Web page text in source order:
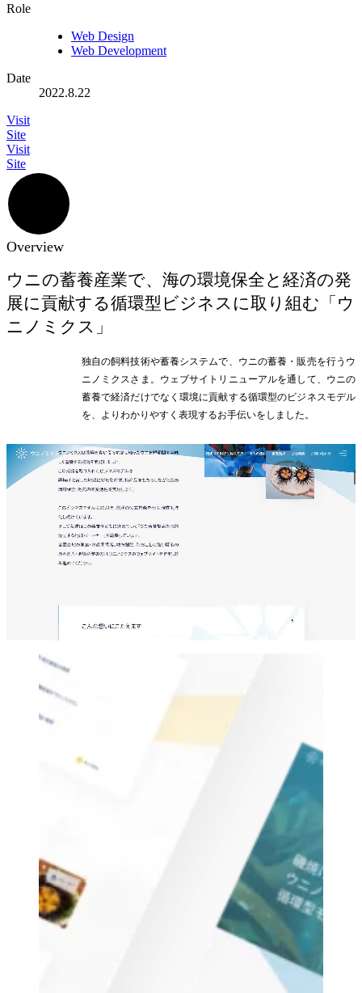
Role
Web Design
Web Development
Date
2022.8.22
Visit
Site
Visit
Site
Overview
ウニの蓄養産業で、海の環境保全と経済の発
展に貢献する循環型ビジネスに取り組む「ウ
ニノミクス」
独自の飼料技術や蓄養システムで、ウニの蓄養・販売を行うウ
ニノミクスさま。ウェブサイトリニューアルを通して、ウニの
蓄養で経済だけでなく環境に貢献する循環型のビジネスモデル
を、よりわかりやすく表現するお手伝いをしました。